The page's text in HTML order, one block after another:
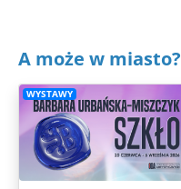
A może w miasto?
WYSTAWY